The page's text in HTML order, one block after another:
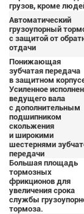
грузов, кроме
Автоматический
грузоупорный
с защитой от
отдачи
Понижающая
зубчатая передача
в защитном
Усиленное
ведущего вала
с дополнительным
подшипником
скольжения
и широкими
шестернями
передачи
Большая площадь
тормозных
фрикционов для
увеличения срока
службы
тормоза.